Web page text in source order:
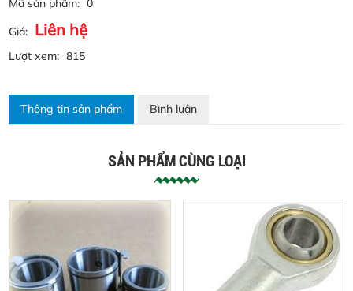
Mã sản phẩm: 0
Giá: Liên hệ
Lượt xem: 815
Thông tin sản phẩm Bình luận
SẢN PHẨM CÙNG LOẠI